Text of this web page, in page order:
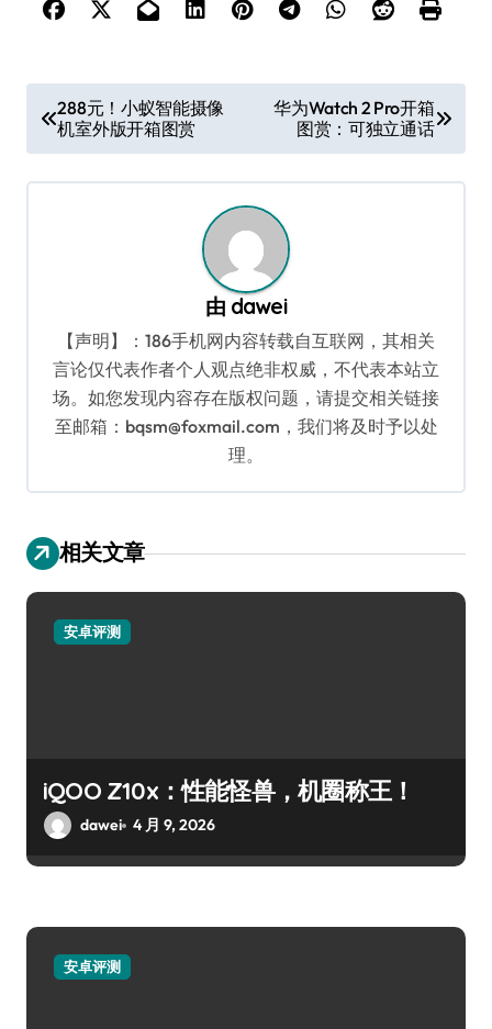
章
导
288元！小蚁智能摄像
机室外版开箱图赏
华为Watch 2 Pro开箱
图赏：可独立通话
由 dawei
【声明】：186手机网内容转载自互联网，其相关
言论仅代表作者个人观点绝非权威，不代表本站立
场。如您发现内容存在版权问题，请提交相关链接
至邮箱：bqsm@foxmail.com，我们将及时予以处
理。
相关文章
安卓评测
iQOO Z10x：性能怪兽，机圈称王！
dawei 4 月 9, 2026
安卓评测